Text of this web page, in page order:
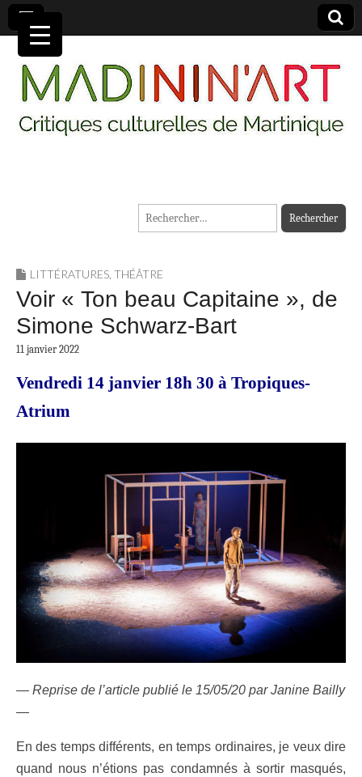
MADININ'ART
Rechercher :
LITTÉRATURES, THÉÂTRE
Voir « Ton beau Capitaine », de
Simone Schwarz-Bart
11 janvier 2022
Vendredi 14 janvier 18h 30 à Tropiques-
Atrium
— Reprise de l’article publié le 15/05/20 par Janine Bailly
—
En des temps différents, en temps ordinaires, je veux dire
quand nous n’étions pas condamnés à sortir masqués,